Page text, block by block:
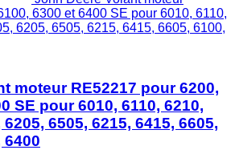
6300 et 6400 SE pour 6010, 6110,
6205, 6505, 6215, 6415, 6605, 6100,
moteur RE52217 pour 6200,
SE pour 6010, 6110, 6210,
6505, 6215, 6415, 6605,
6400